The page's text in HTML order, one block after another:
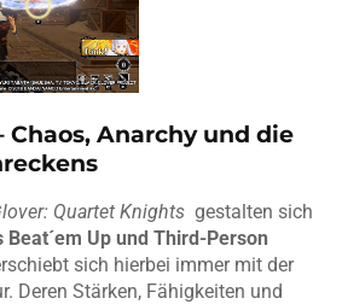
Chaos, Anarchy und die
Quartet Knights gestalten sich
Beat´em Up und Third-Person
sich hierbei immer mit der
Deren Stärken, Fähigkeiten und